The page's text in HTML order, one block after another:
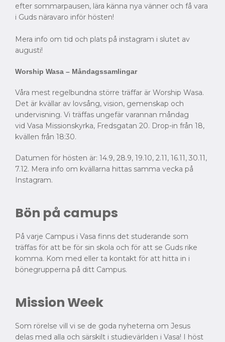
efter sommarpausen, lära känna nya vänner och få vara
i Guds näravaro inför hösten!
Mera info om tid och plats på instagram i slutet av
augusti!
Worship Wasa – Måndagssamlingar
Våra mest regelbundna större träffar är Worship Wasa.
Det är kvällar av lovsång, vision, gemenskap och
undervisning. Vi träffas ungefär varannan måndag
vid Vasa Missionskyrka, Fredsgatan 20. Drop-in från 18,
kvällen från 18:30.
Datumen för hösten är: 14.9, 28.9, 19.10, 2.11, 16.11, 30.11,
7.12. Mera info om kvällarna hittas samma vecka på
Instagram.
Bön på camups
På varje Campus i Vasa finns det studerande som
träffas för att be för sin skola och för att se Guds rike
komma. Kom med eller ta kontakt för att hitta in i
bönegrupperna på ditt Campus.
Mission Week
Som rörelse vill vi se de goda nyheterna om Jesus
delas med alla och särskilt i studievärlden i Vasa! I höst